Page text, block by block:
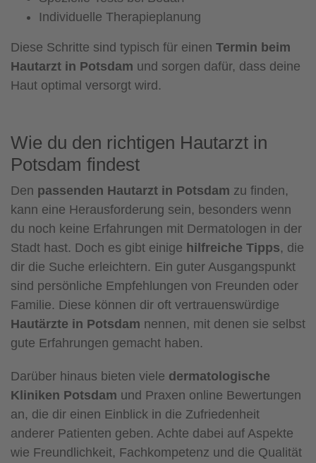
Individuelle Therapieplanung
Diese Schritte sind typisch für einen Termin beim
Hautarzt in Potsdam und sorgen dafür, dass deine
Haut optimal versorgt wird.
Wie du den richtigen Hautarzt in
Potsdam findest
Den passenden Hautarzt in Potsdam zu finden,
kann eine Herausforderung sein, besonders wenn
du noch keine Erfahrungen mit Dermatologen in der
Stadt hast. Doch es gibt einige hilfreiche Tipps, die
dir die Suche erleichtern. Ein guter Ausgangspunkt
sind persönliche Empfehlungen von Freunden oder
Familie. Diese können dir oft vertrauenswürdige
Hautärzte in Potsdam nennen, mit denen sie selbst
gute Erfahrungen gemacht haben.
Darüber hinaus bieten viele dermatologische
Kliniken Potsdam und Praxen online Bewertungen
an, die dir einen Einblick in die Zufriedenheit
anderer Patienten geben. Achte dabei auf Aspekte
wie Freundlichkeit, Fachkompetenz und die Qualität